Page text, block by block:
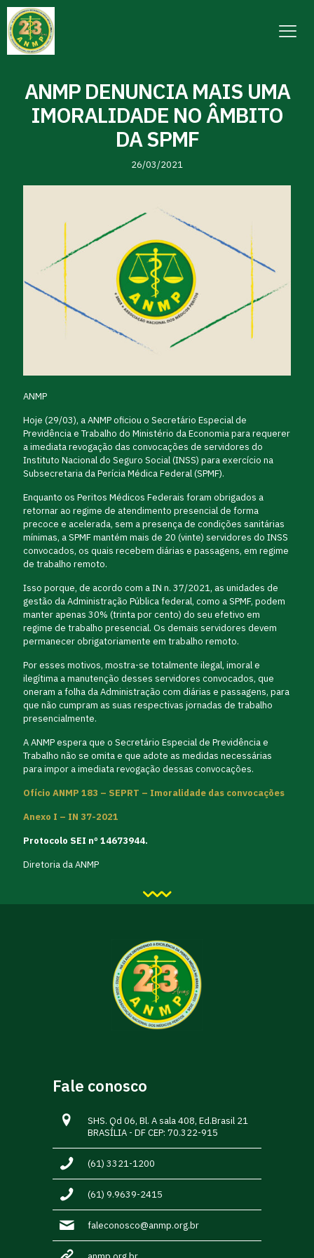
ANMP DENUNCIA MAIS UMA
IMORALIDADE NO ÂMBITO
DA SPMF
26/03/2021
ANMP
Hoje (29/03), a ANMP oficiou o Secretário Especial de
Previdência e Trabalho do Ministério da Economia para requerer
a imediata revogação das convocações de servidores do
Instituto Nacional do Seguro Social (INSS) para exercício na
Subsecretaria da Perícia Médica Federal (SPMF).
Enquanto os Peritos Médicos Federais foram obrigados a
retornar ao regime de atendimento presencial de forma
precoce e acelerada, sem a presença de condições sanitárias
mínimas, a SPMF mantém mais de 20 (vinte) servidores do INSS
convocados, os quais recebem diárias e passagens, em regime
de trabalho remoto.
Isso porque, de acordo com a IN n. 37/2021, as unidades de
gestão da Administração Pública federal, como a SPMF, podem
manter apenas 30% (trinta por cento) do seu efetivo em
regime de trabalho presencial. Os demais servidores devem
permanecer obrigatoriamente em trabalho remoto.
Por esses motivos, mostra-se totalmente ilegal, imoral e
ilegítima a manutenção desses servidores convocados, que
oneram a folha da Administração com diárias e passagens, para
que não cumpram as suas respectivas jornadas de trabalho
presencialmente.
A ANMP espera que o Secretário Especial de Previdência e
Trabalho não se omita e que adote as medidas necessárias
para impor a imediata revogação dessas convocações.
Ofício ANMP 183 – SEPRT – Imoralidade das convocações
Anexo I – IN 37-2021
Protocolo SEI nº 14673944.
Diretoria da ANMP
Fale conosco
SHS. Qd 06, Bl. A sala 408, Ed.Brasil 21
BRASÍLIA - DF CEP: 70.322-915
(61) 3321-1200
(61) 9.9639-2415
faleconosco@anmp.org.br